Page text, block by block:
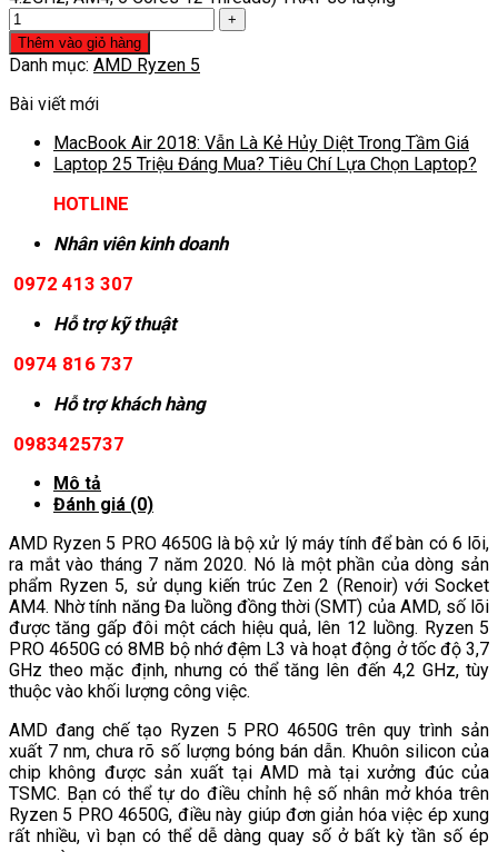
Thêm vào giỏ hàng
Danh mục: AMD Ryzen 5
Bài viết mới
MacBook Air 2018: Vẫn Là Kẻ Hủy Diệt Trong Tầm Giá
Laptop 25 Triệu Đáng Mua? Tiêu Chí Lựa Chọn Laptop?
HOTLINE
Nhân viên kinh doanh
0972 413 307
Hỗ trợ kỹ thuật
0974 816 737
Hỗ trợ khách hàng
0983425737
Mô tả
Đánh giá (0)
AMD Ryzen 5 PRO 4650G là bộ xử lý máy tính để bàn có 6 lõi,
ra mắt vào tháng 7 năm 2020. Nó là một phần của dòng sản
phẩm Ryzen 5, sử dụng kiến ​​trúc Zen 2 (Renoir) với Socket
AM4. Nhờ tính năng Đa luồng đồng thời (SMT) của AMD, số lõi
được tăng gấp đôi một cách hiệu quả, lên 12 luồng. Ryzen 5
PRO 4650G có 8MB bộ nhớ đệm L3 và hoạt động ở tốc độ 3,7
GHz theo mặc định, nhưng có thể tăng lên đến 4,2 GHz, tùy
thuộc vào khối lượng công việc.
AMD đang chế tạo Ryzen 5 PRO 4650G trên quy trình sản
xuất 7 nm, chưa rõ số lượng bóng bán dẫn. Khuôn silicon của
chip không được sản xuất tại AMD mà tại xưởng đúc của
TSMC. Bạn có thể tự do điều chỉnh hệ số nhân mở khóa trên
Ryzen 5 PRO 4650G, điều này giúp đơn giản hóa việc ép xung
rất nhiều, vì bạn có thể dễ dàng quay số ở bất kỳ tần số ép